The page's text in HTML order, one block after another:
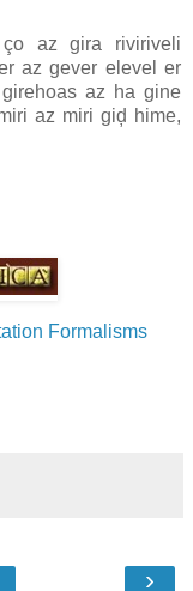
az gira riviriveli
az gever elevel er
az ha gine
az miri giḑ hime,
Formalisms
›